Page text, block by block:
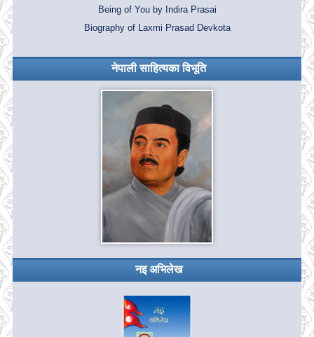
Being of You by Indira Prasai
Biography of Laxmi Prasad Devkota
नेपाली साहित्यका विभूति
नइ अभिलेख